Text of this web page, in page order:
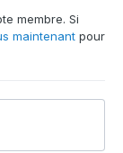
membre. Si
maintenant pour